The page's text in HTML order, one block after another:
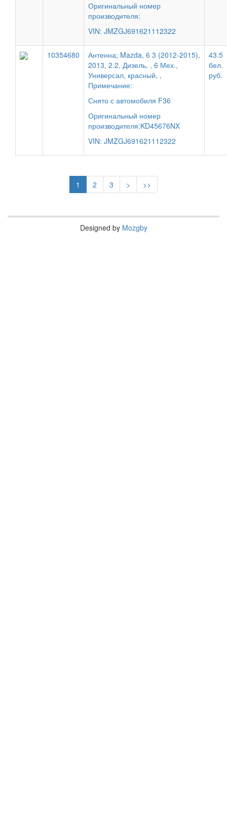
Оригинальный номер
производителя:
VIN: JMZGJ691621112322
10354680
Антенна; Mazda, 6 3 (2012-2015),
2013, 2.2, Дизель, , 6 Мех.,
Универсал, красный, ,
Примечание:
Снято с автомобиля F36
Оригинальный номер
производителя:KD45676NX
VIN: JMZGJ691621112322
43.5
бел.
руб.
1 2 3 > >>
Designed by Mozgby